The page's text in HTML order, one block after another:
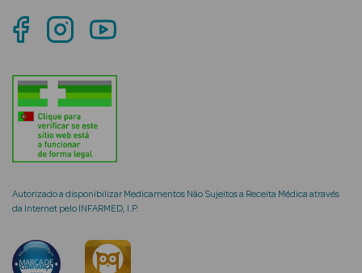
Creme de Olhos
Anti-
envelhecimento
Limpeza Facial
Água Micelar
Solares
Autorizado a disponibilizar Medicamentos Não Sujeitos a Receita Médica através
da Internet pelo INFARMED, I.P.